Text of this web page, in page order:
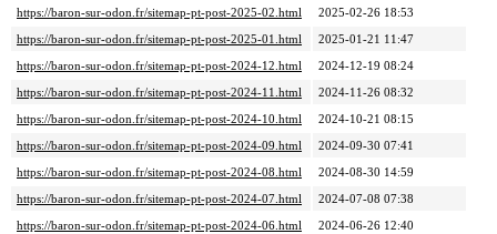
https://baron-sur-odon.fr/sitemap-pt-post-2025-02.html
2025-02-26 18:53
https://baron-sur-odon.fr/sitemap-pt-post-2025-01.html
2025-01-21 11:47
https://baron-sur-odon.fr/sitemap-pt-post-2024-12.html
2024-12-19 08:24
https://baron-sur-odon.fr/sitemap-pt-post-2024-11.html
2024-11-26 08:32
https://baron-sur-odon.fr/sitemap-pt-post-2024-10.html
2024-10-21 08:15
https://baron-sur-odon.fr/sitemap-pt-post-2024-09.html
2024-09-30 07:41
https://baron-sur-odon.fr/sitemap-pt-post-2024-08.html
2024-08-30 14:59
https://baron-sur-odon.fr/sitemap-pt-post-2024-07.html
2024-07-08 07:38
https://baron-sur-odon.fr/sitemap-pt-post-2024-06.html
2024-06-26 12:40